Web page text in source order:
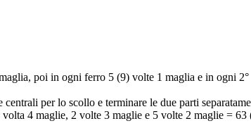
poi in ogni ferro 5 (9) volte 1 maglia e in ogni 2°
per lo scollo e terminare le due parti
4 maglie, 2 volte 3 maglie e 5 volte 2 maglie = 63